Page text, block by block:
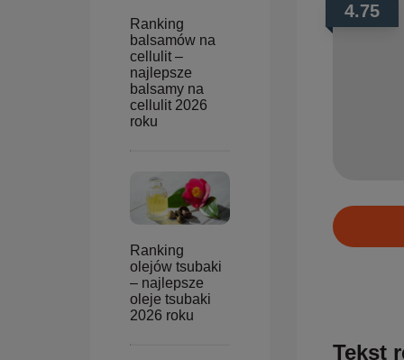
Ranking
balsamów na
cellulit –
najlepsze
balsamy na
cellulit 2026
roku
Ranking
olejów tsubaki
– najlepsze
oleje tsubaki
2026 roku
4.75
Tekst